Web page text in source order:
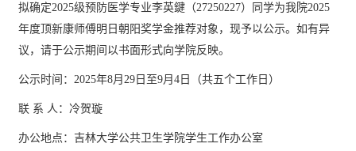
拟确定2025级预防医学专业李英鍵（27250227）同学为我院2025
年度顶新康师傅明日朝阳奖学金推荐对象，现予以公示。如有异
议，请于公示期间以书面形式向学院反映。
公示时间： 2025年8月29日至9月4日（共五个工作日）
联 系 人：冷贺璇
办公地点：吉林大学公共卫生学院学生工作办公室